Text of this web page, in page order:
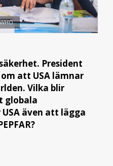
President
att USA lämnar
Vilka blir
globala
även att lägga